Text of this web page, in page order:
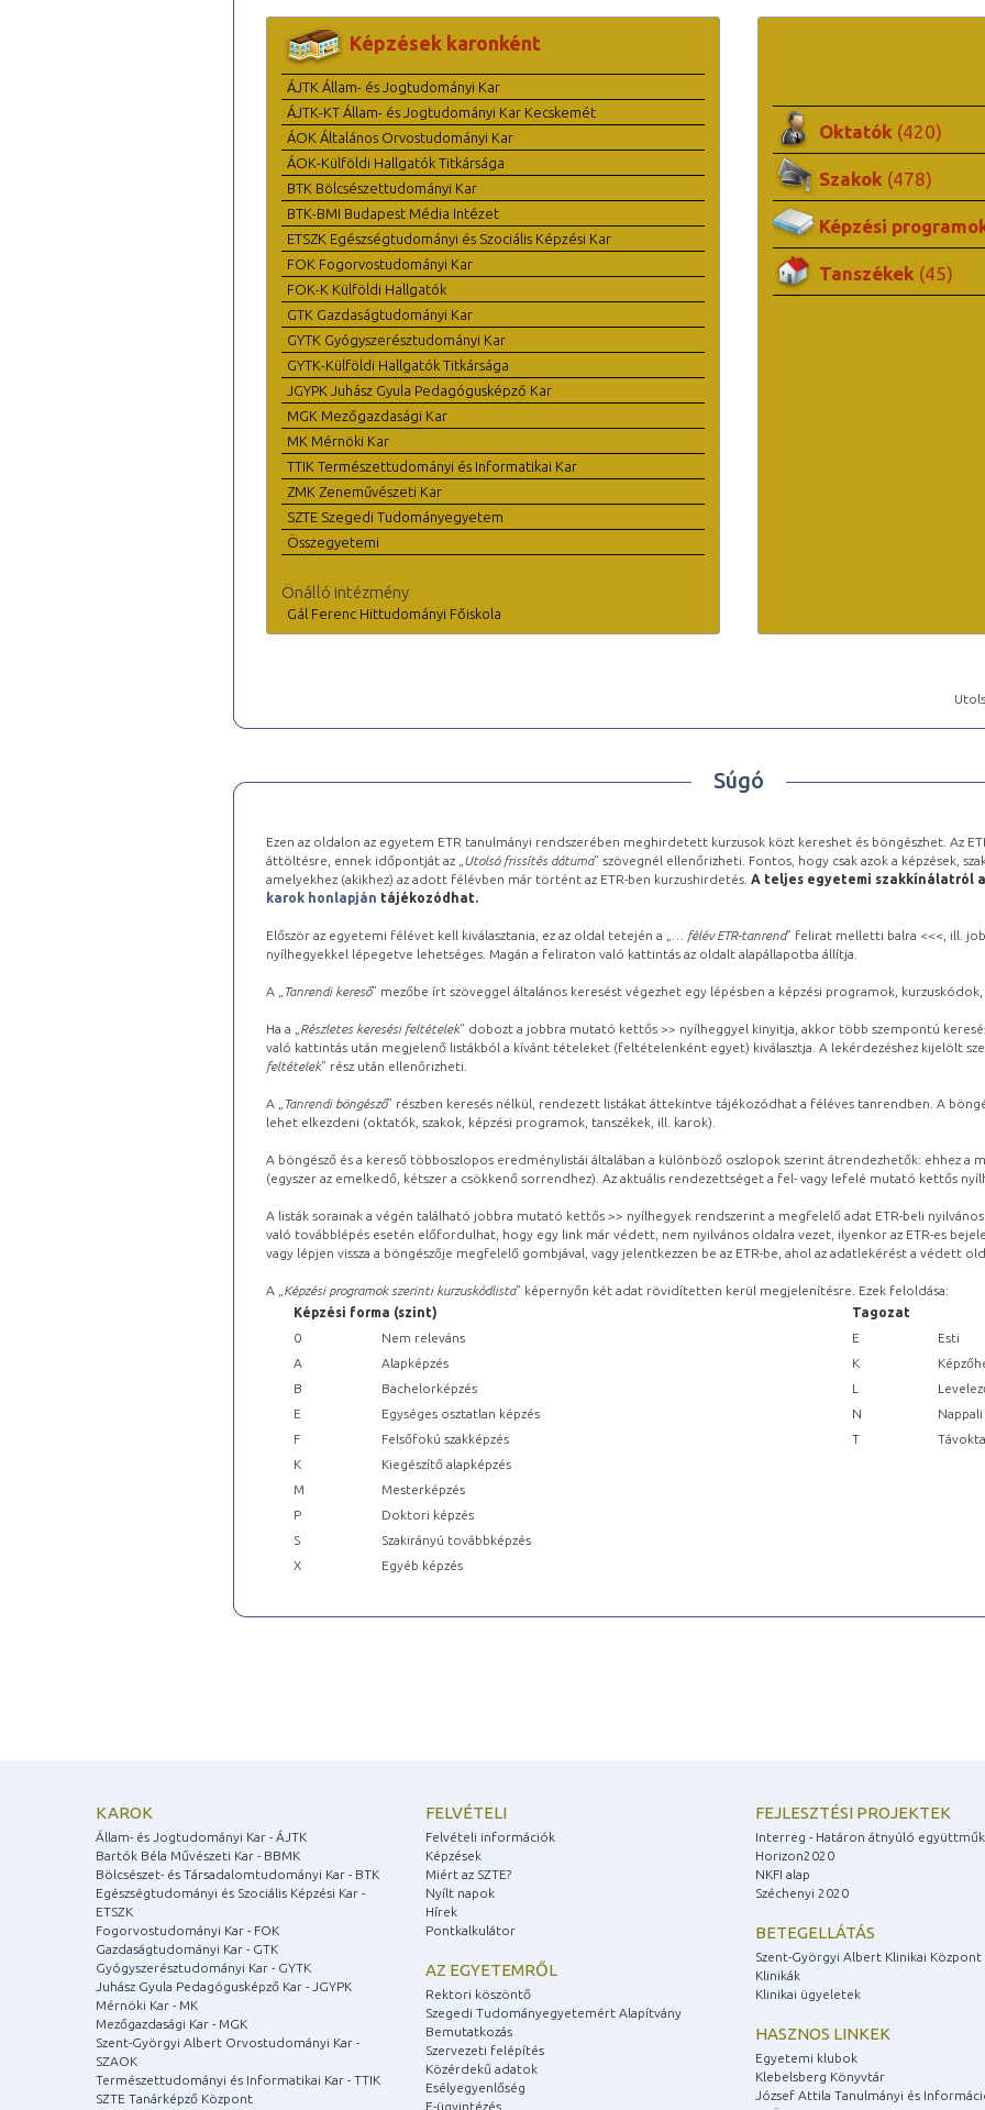
Képzések karonként
ÁJTK Állam- és Jogtudományi Kar
ÁJTK-KT Állam- és Jogtudományi Kar Kecskemét
ÁOK Általános Orvostudományi Kar
ÁOK-Külföldi Hallgatók Titkársága
BTK Bölcsészettudományi Kar
BTK-BMI Budapest Média Intézet
ETSZK Egészségtudományi és Szociális Képzési Kar
FOK Fogorvostudományi Kar
FOK-K Külföldi Hallgatók
GTK Gazdaságtudományi Kar
GYTK Gyógyszerésztudományi Kar
GYTK-Külföldi Hallgatók Titkársága
JGYPK Juhász Gyula Pedagógusképző Kar
MGK Mezőgazdasági Kar
MK Mérnöki Kar
TTIK Természettudományi és Informatikai Kar
ZMK Zeneművészeti Kar
SZTE Szegedi Tudományegyetem
Összegyetemi
Önálló intézmény
Gál Ferenc Hittudományi Főiskola
Oktatók (420)
Szakok (478)
Képzési
Tanszékek (45)
Súgó
Ezen az oldalon az egyetem ETR tanulmányi rendszerében meghirdetett kurzusok közt kereshet és böngészhet. Az
áttöltésre, ennek időpontját az „ Utolsó frissítés dátuma” szövegnél ellenőrizheti. Fontos, hogy csak azok a képzések,
amelyekhez (akikhez) az adott félévben már történt az ETR-ben kurzushirdetés. A teljes egyetemi szakkínálatról a
karok honlapján tájékozódhat.
Először az egyetemi félévet kell kiválasztania, ez az oldal tetején a „ … félév ETR-tanrend” felirat melletti balra <<<, ill.
nyílhegyekkel lépegetve lehetséges. Magán a feliraton való kattintás az oldalt alapállapotba állítja.
A „ Tanrendi kereső” mezőbe írt szöveggel általános keresést végezhet egy lépésben a képzési programok,
Ha a „ Részletes keresési feltételek” dobozt a jobbra mutató kettős >> nyílheggyel kinyitja, akkor több szempontú
való kattintás után megjelenő listákból a kívánt tételeket (feltételenként egyet) kiválasztja. A lekérdezéshez kijelölt
feltételek” rész után ellenőrizheti.
A „ Tanrendi böngésző” részben keresés nélkül, rendezett listákat áttekintve tájékozódhat a féléves tanrendben. A
lehet elkezdeni (oktatók, szakok, képzési programok, tanszékek, ill. karok).
A böngésző és a kereső többoszlopos eredménylistái általában a különböző oszlopok szerint átrendezhetők: ehhez a
(egyszer az emelkedő, kétszer a csökkenő sorrendhez). Az aktuális rendezettséget a fel- vagy lefelé mutató kettős
A listák sorainak a végén található jobbra mutató kettős >> nyílhegyek rendszerint a megfelelő adat ETR-beli
való továbblépés esetén előfordulhat, hogy egy link már védett, nem nyilvános oldalra vezet, ilyenkor az ETR-es
vagy lépjen vissza a böngészője megfelelő gombjával, vagy jelentkezzen be az ETR-be, ahol az adatlekérést a védett
A „ Képzési programok szerinti kurzuskódlista” képernyőn két adat rövidítetten kerül megjelenítésre. Ezek feloldása:
Képzési forma (szint)
Tagozat
0
Nem releváns E
Esti
A
Alapképzés K
B
Bachelorképzés L
E
Egységes osztatlan képzés N
Nappali
F
Felsőfokú szakképzés T
K
Kiegészítő alapképzés
M
Mesterképzés
P
Doktori képzés
S
Szakirányú továbbképzés
X
Egyéb képzés
KAROK
Állam- és Jogtudományi Kar - ÁJTK
Bartók Béla Művészeti Kar - BBMK
Bölcsészet- és Társadalomtudományi Kar - BTK
Egészségtudományi és Szociális Képzési Kar -
ETSZK
Fogorvostudományi Kar - FOK
Gazdaságtudományi Kar - GTK
Gyógyszerésztudományi Kar - GYTK
Juhász Gyula Pedagógusképző Kar - JGYPK
Mérnöki Kar - MK
Mezőgazdasági Kar - MGK
Szent-Györgyi Albert Orvostudományi Kar -
SZAOK
Természettudományi és Informatikai Kar - TTIK
SZTE Tanárképző Központ
FELVÉTELI
Felvételi információk
Képzések
Miért az SZTE?
Nyílt napok
Hírek
Pontkalkulátor
AZ EGYETEMRŐL
Rektori köszöntő
Szegedi Tudományegyetemért Alapítvány
Bemutatkozás
Szervezeti felépítés
Közérdekű adatok
Esélyegyenlőség
E-ügyintézés
FEJLESZTÉSI PROJEKTEK
Interreg - Határon átnyúló
Horizon2020
NKFI alap
Széchenyi 2020
BETEGELLÁTÁS
Szent-Györgyi Albert Klinikai Központ
Klinikák
Klinikai ügyeletek
HASZNOS LINKEK
Egyetemi klubok
Klebelsberg Könyvtár
József Attila Tanulmányi és